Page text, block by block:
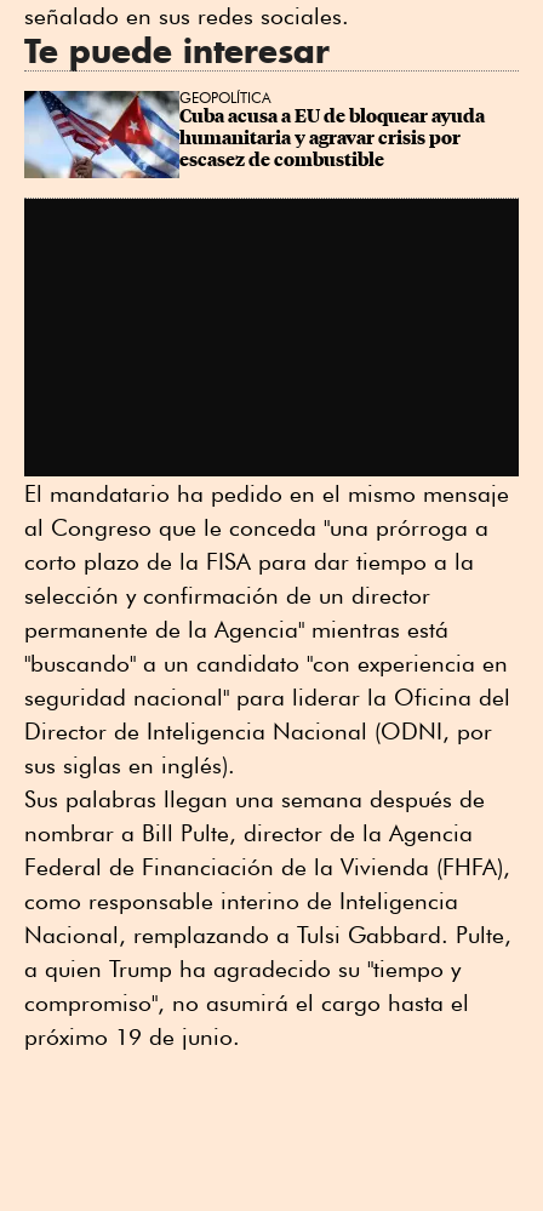
señalado en sus redes sociales.
Te puede interesar
GEOPOLÍTICA
Cuba acusa a EU de bloquear ayuda
humanitaria y agravar crisis por
escasez de combustible
El mandatario ha pedido en el mismo mensaje
al Congreso que le conceda "una prórroga a
corto plazo de la FISA para dar tiempo a la
selección y confirmación de un director
permanente de la Agencia" mientras está
"buscando" a un candidato "con experiencia en
seguridad nacional" para liderar la Oficina del
Director de Inteligencia Nacional (ODNI, por
sus siglas en inglés).
Sus palabras llegan una semana después de
nombrar a Bill Pulte, director de la Agencia
Federal de Financiación de la Vivienda (FHFA),
como responsable interino de Inteligencia
Nacional, remplazando a Tulsi Gabbard. Pulte,
a quien Trump ha agradecido su "tiempo y
compromiso", no asumirá el cargo hasta el
próximo 19 de junio.